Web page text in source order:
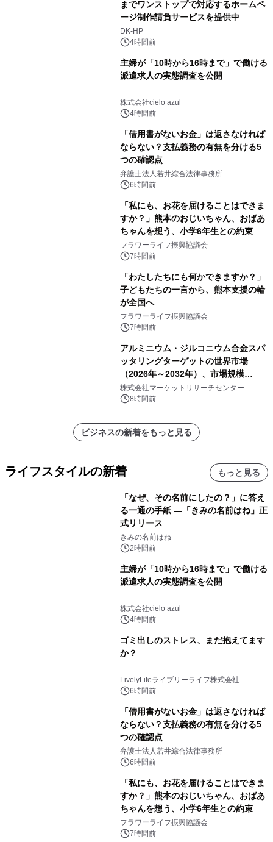
までワンストップで対応するホームペ
ージ制作請負サービスを提供中
DK-HP
4時間前
主婦が「10時から16時まで」で働ける
派遣求人の実態調査を公開
株式会社cielo azul
4時間前
「借用書がないお金」は返さなければ
ならない？支払義務の有無を分ける5
つの確認点
弁護士法人若井綜合法律事務所
6時間前
「私にも、お花を届けることはできま
すか？」熊本のおじいちゃん、おばあ
ちゃんを想う、小学6年生との約束
フラワーライフ振興協議会
7時間前
「わたしたちにも何かできますか？」
子どもたちの一言から、熊本支援の輪
が全国へ
フラワーライフ振興協議会
7時間前
アルミニウム・ジルコニウム合金スパ
ッタリングターゲットの世界市場
（2026年～2032年）、市場規模
（0.995、0.999、その他）・分析レポ
ートを発表
株式会社マーケットリサーチセンター
8時間前
ビジネスの新着をもっと見る
ライフスタイルの新着 もっと見る
「なぜ、その名前にしたの？」に答え
る一通の手紙 ―「きみの名前はね」正
式リリース
きみの名前はね
2時間前
主婦が「10時から16時まで」で働ける
派遣求人の実態調査を公開
株式会社cielo azul
4時間前
ゴミ出しのストレス、まだ抱えてます
か？
LivelyLifeライブリーライフ株式会社
6時間前
「借用書がないお金」は返さなければ
ならない？支払義務の有無を分ける5
つの確認点
弁護士法人若井綜合法律事務所
6時間前
「私にも、お花を届けることはできま
すか？」熊本のおじいちゃん、おばあ
ちゃんを想う、小学6年生との約束
フラワーライフ振興協議会
7時間前